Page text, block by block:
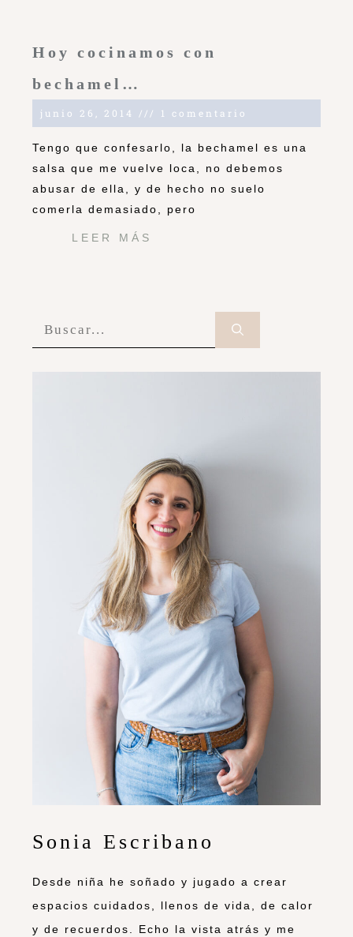
Hoy cocinamos con
bechamel…
junio 26, 2014 1 comentario
Tengo que confesarlo, la bechamel es una
salsa que me vuelve loca, no debemos
abusar de ella, y de hecho no suelo
comerla demasiado, pero
LEER MÁS
Sonia Escribano
Desde niña he soñado y jugado a crear
espacios cuidados, llenos de vida, de calor
y de recuerdos. Echo la vista atrás y me